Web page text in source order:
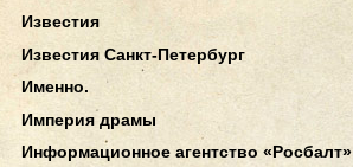
Известия
Известия Санкт-Петербург
Именно.
Империя драмы
Информационное агентство «Росбалт»